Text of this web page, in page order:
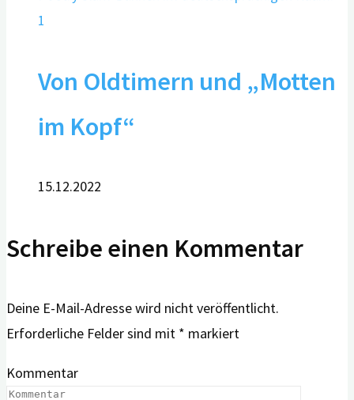
1
Von Oldtimern und „Motten
im Kopf“
15.12.2022
Schreibe einen Kommentar
Deine E-Mail-Adresse wird nicht veröffentlicht.
Erforderliche Felder sind mit * markiert
Kommentar